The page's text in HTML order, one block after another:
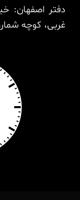
دفتر اصفهان:
غربی، کوچه شماره 15،